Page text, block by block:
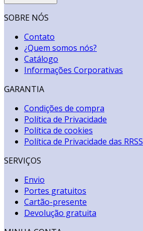
SOBRE NÓS
Contato
¿Quem somos nós?
Catálogo
Informações Corporativas
GARANTIA
Condições de compra
Política de Privacidade
Política de cookies
Política de Privacidade das RRSS
SERVIÇOS
Envio
Portes gratuitos
Cartão-presente
Devolução gratuita